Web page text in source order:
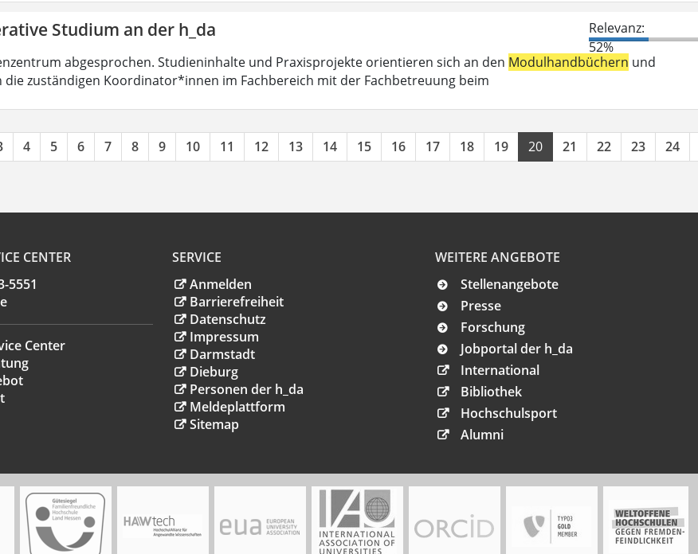
Studium an der h_da
Relevanz:
52%
abgesprochen. Studieninhalte und Praxisprojekte orientieren sich an den Modulhandbüchern und
die zuständigen Koordinator*innen im Fachbereich mit der Fachbetreuung beim
4 5 6 7 8 9 10 11 12 13 14 15 16 17 18 19 20 21 22 23 24
CENTER
5551
Center
SERVICE
Anmelden
Barrierefreiheit
Datenschutz
Impressum
Darmstadt
Dieburg
Personen der h_da
Meldeplattform
Sitemap
WEITERE ANGEBOTE
Stellenangebote
Presse
Forschung
Jobportal der h_da
International
Bibliothek
Hochschulsport
Alumni